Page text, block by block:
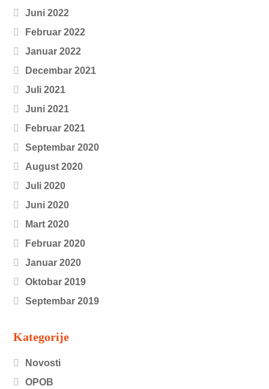
Juni 2022
Februar 2022
Januar 2022
Decembar 2021
Juli 2021
Juni 2021
Februar 2021
Septembar 2020
August 2020
Juli 2020
Juni 2020
Mart 2020
Februar 2020
Januar 2020
Oktobar 2019
Septembar 2019
Kategorije
Novosti
OPOB